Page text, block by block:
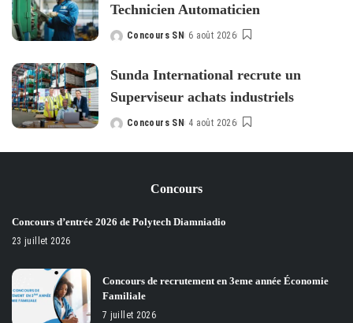
Technicien Automaticien
Posted
Concours SN 6 août 2026
Sunda International recrute un
Superviseur achats industriels
Posted
Concours SN 4 août 2026
Concours
Concours d’entrée 2026 de Polytech Diamniadio
23 juillet 2026
Concours de recrutement en 3eme année Économie
Familiale
7 juillet 2026